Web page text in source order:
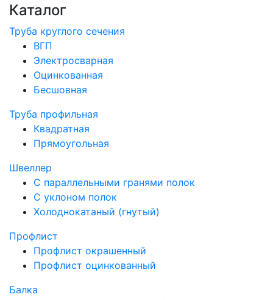
Каталог
Труба круглого сечения
ВГП
Электросварная
Оцинкованная
Бесшовная
Труба профильная
Квадратная
Прямоугольная
Швеллер
С параллельными гранями полок
С уклоном полок
Холоднокатаный (гнутый)
Профлист
Профлист окрашенный
Профлист оцинкованный
Балка